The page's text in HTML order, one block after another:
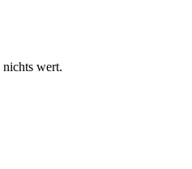
nichts wert.